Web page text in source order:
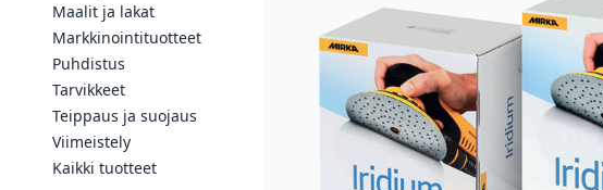
Maalit ja lakat
Markkinointituotteet
Puhdistus
Tarvikkeet
Teippaus ja suojaus
Viimeistely
Kaikki tuotteet